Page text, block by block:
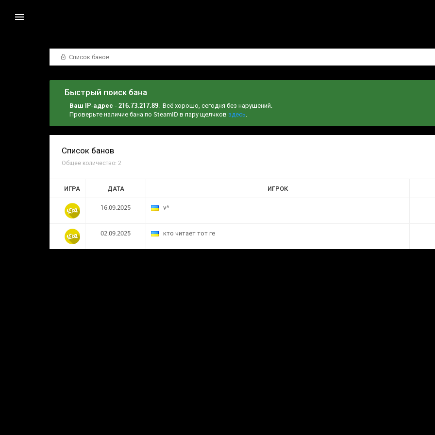
Список банов
Быстрый поиск бана
Ваш IP-адрес - 216.73.217.89. Всё хорошо, сегодня без нарушений.
Проверьте наличие бана по SteamID в пару щелчков здесь.
Список банов
Общее количество: 2
ИГРА ДАТА ИГРОК
16.09.2025 v^
02.09.2025 кто читает тот ге